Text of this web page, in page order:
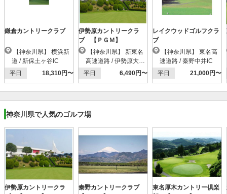
鎌倉カントリークラブ
道 / 新保土ヶ谷IC
平日
18,310円〜
伊勢原カントリークラ
ブ 【ＰＧＭ】
高速道路 / 伊勢原大山I
C
平日 6,490円〜
レイクウッドゴルフクラ
ブ
速道路 / 秦野中井IC
平日
21,000円〜
神奈川県で人気のゴルフ場
伊勢原カントリークラ
秦野カントリークラブ
東名厚木カントリー倶楽